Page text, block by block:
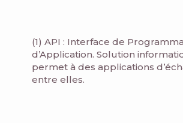
(1) API : Interface de
d’Application. Solution
permet à des applications
entre elles.